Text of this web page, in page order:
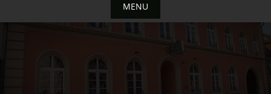
MENU